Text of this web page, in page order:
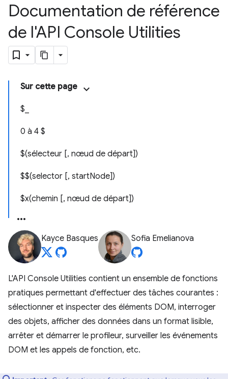
Documentation de référence
de l'API Console Utilities
Sur cette page
$_
0 à 4 $
$(sélecteur [, nœud de départ])
$$(selector [, startNode])
$x(chemin [, nœud de départ])
Kayce Basques Sofia Emelianova
L'API Console Utilities contient un ensemble de fonctions
pratiques permettant d'effectuer des tâches courantes :
sélectionner et inspecter des éléments DOM, interroger
des objets, afficher des données dans un format lisible,
arrêter et démarrer le profileur, surveiller les événements
DOM et les appels de fonction, etc.